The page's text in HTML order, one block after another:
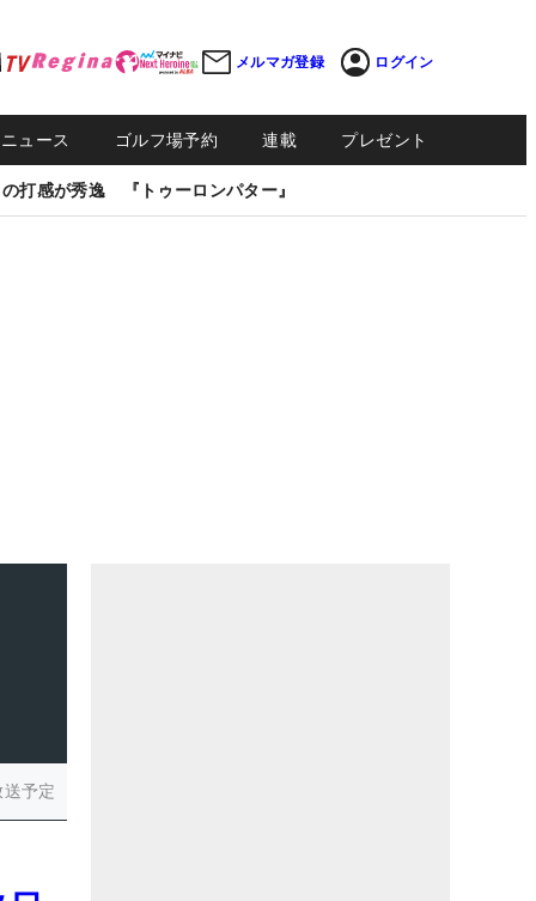
メルマガ登録 ログイン
ュース ゴルフ場予約 連載 プレゼント
打感が秀逸 『トゥーロンパター』
予定